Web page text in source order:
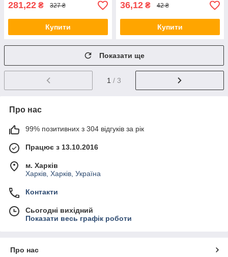
281,22 ₴ 327 ₴
Купити
36,12 ₴ 42 ₴
Купити
Показати ще
1 / 3
Про нас
99% позитивних з 304 відгуків за рік
Працює з 13.10.2016
м. Харків
Харків, Харків, Україна
Контакти
Сьогодні вихідний
Показати весь графік роботи
Про нас